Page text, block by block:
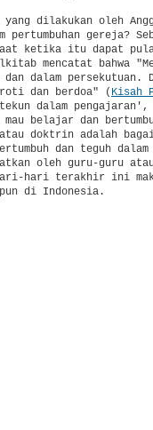
yang dilakukan oleh
pertumbuhan gereja?
ketika itu dapat
mencatat bahwa
dan dalam persekutuan.
dan berdoa" (
Kisah
dalam
mau belajar dan
doktrin adalah
dan teguh
oleh guru-guru
hari terakhir ini
di Indonesia.